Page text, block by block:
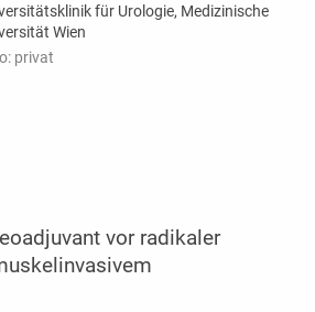
für Urologie, Medizinische
Wien
privat
vor radikaler